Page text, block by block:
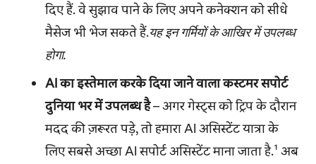
दिए हैं. वे सुझाव पाने के लिए अपने कनेक्शन को सीधे
मैसेज भी भेज सकते हैं.यह इन गर्मियों के आखिर में उपलब्ध
होगा.
AI का इस्तेमाल करके दिया जाने वाला कस्टमर सपोर्ट
दुनिया भर में उपलब्ध है– अगर गेस्ट्स को ट्रिप के दौरान
मदद की ज़रूरत पड़े, तो हमारा AI असिस्टेंट यात्रा के
लिए सबसे अच्छा AI सपोर्ट असिस्टेंट माना जाता है.¹ अब